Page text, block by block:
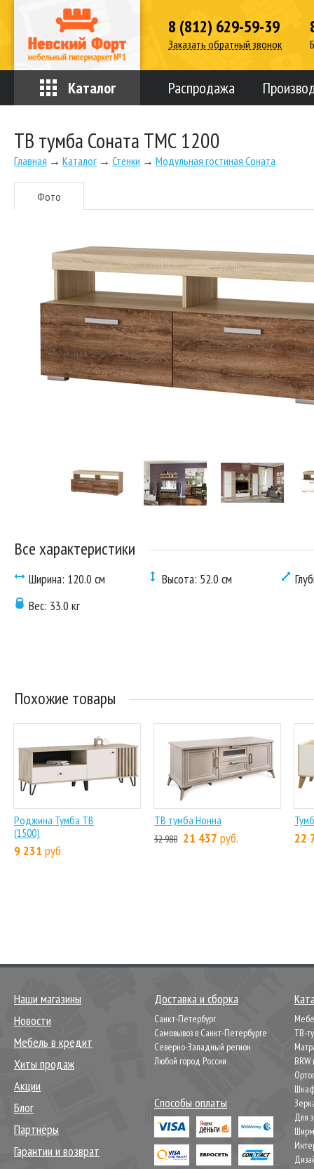
8 (812) 629-59-39
Заказать обратный звонок
Каталог Распродажа
ТВ тумба Соната ТМС 1200
Главная → Каталог → Стенки → Модульная гостиная Соната
Фото
Все характеристики
Ширина: 120.0 см Высота: 52.0 см
Вес: 33.0 кг
Похожие товары
Роджина Тумба ТВ
(1500)
9 231 руб.
ТВ тумба Нонна
32 980 21 437 руб. 22
Наши магазины
Новости
Мебель в кредит
Хиты продаж
Акции
Блог
Партнёры
Гарантии и возврат
Доставка и сборка
Санкт-Петербург
Самовывоз в Санкт-Петербурге
Северно-Западный регион
Любой город России
Способы оплаты
ТВ-
Для